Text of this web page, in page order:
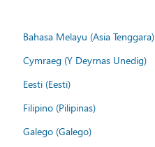
Bahasa Melayu (Asia Tenggara)
Cymraeg (Y Deyrnas Unedig)
Eesti (Eesti)
Filipino (Pilipinas)
Galego (Galego)